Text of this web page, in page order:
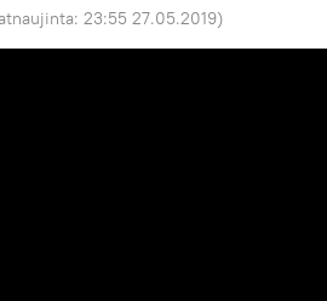
23:55 27.05.2019)